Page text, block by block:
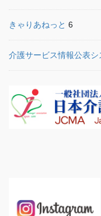
きゃりあねっと 6
介護サービス情報公表シ